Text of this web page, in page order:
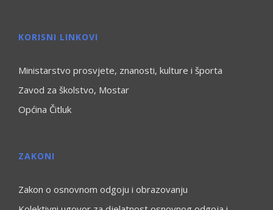
KORISNI LINKOVI
Ministarstvo prosvjete, znanosti, kulture i športa
Zavod za školstvo, Mostar
Općina Čitluk
ZAKONI
Zakon o osnovnom odgoju i obrazovanju